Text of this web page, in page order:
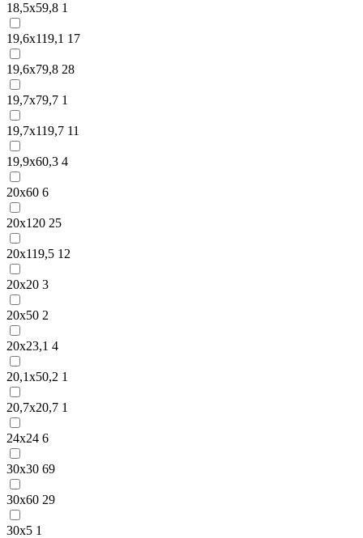
18,5х59,8 1
19,6х119,1 17
19,6х79,8 28
19,7х79,7 1
19,7х119,7 11
19,9х60,3 4
20х60 6
20х120 25
20х119,5 12
20х20 3
20х50 2
20х23,1 4
20,1х50,2 1
20,7х20,7 1
24х24 6
30х30 69
30х60 29
30х5 1